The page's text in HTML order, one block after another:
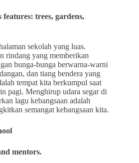
trees, gardens,
sekolah yang luas.
rindang yang memberikan
bunga-bunga berwarna-warni
dan tiang bendera yang
tempat kita berkumpul saat
pagi. Menghirup udara segar di
lagu kebangsaan adalah
semangat kebangsaan kita.
mentors.